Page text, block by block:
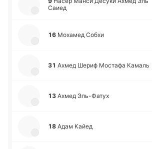
Саиед
16 Мо­ха­мед Собхи
31 Ахмед Шериф Мо­ста­фа Камаль
13 Ахмед Эль-Фа­тух
18 Адам Кайед